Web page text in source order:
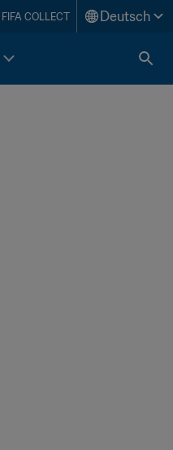
FIFA COLLECT Deutsch